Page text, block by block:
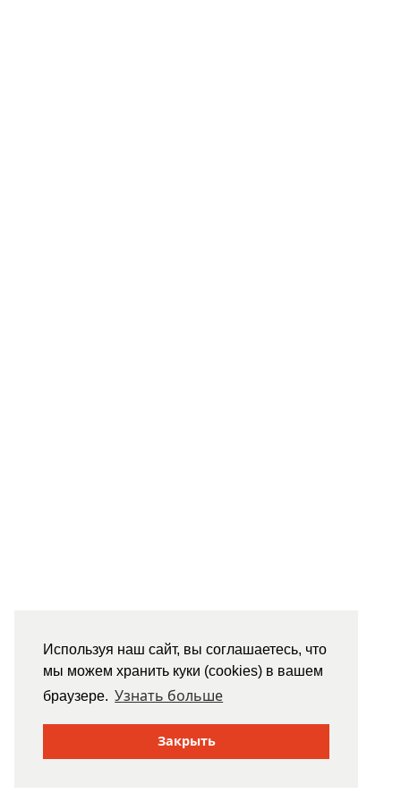
Используя наш сайт, вы соглашаетесь, что
мы можем хранить куки (cookies) в вашем
браузере. Узнать больше
Закрыть